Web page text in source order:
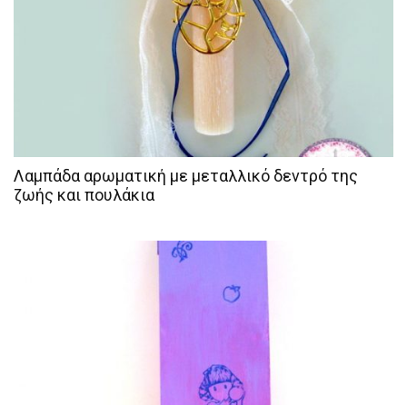
Λαμπάδα αρωματική με μεταλλικό δεντρό της
ζωής και πουλάκια